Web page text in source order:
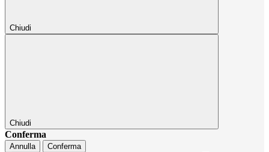
Chiudi
Chiudi
Conferma
Annulla Conferma